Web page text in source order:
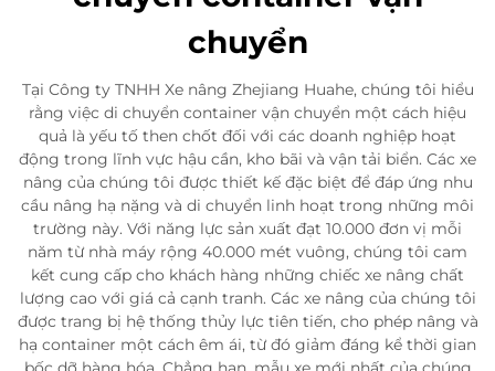
chuyển
Tại Công ty TNHH Xe nâng Zhejiang Huahe, chúng tôi hiểu
rằng việc di chuyển container vận chuyển một cách hiệu
quả là yếu tố then chốt đối với các doanh nghiệp hoạt
động trong lĩnh vực hậu cần, kho bãi và vận tải biển. Các xe
nâng của chúng tôi được thiết kế đặc biệt để đáp ứng nhu
cầu nâng hạ nặng và di chuyển linh hoạt trong những môi
trường này. Với năng lực sản xuất đạt 10.000 đơn vị mỗi
năm từ nhà máy rộng 40.000 mét vuông, chúng tôi cam
kết cung cấp cho khách hàng những chiếc xe nâng chất
lượng cao với giá cả cạnh tranh. Các xe nâng của chúng tôi
được trang bị hệ thống thủy lực tiên tiến, cho phép nâng và
hạ container một cách êm ái, từ đó giảm đáng kể thời gian